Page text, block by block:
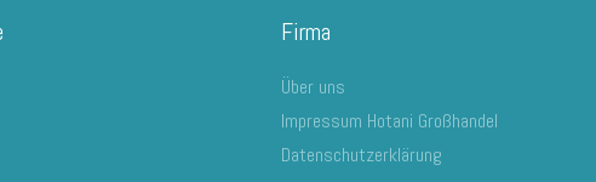
Firma
Über uns
Impressum Hotani Großhandel
Datenschutzerklärung